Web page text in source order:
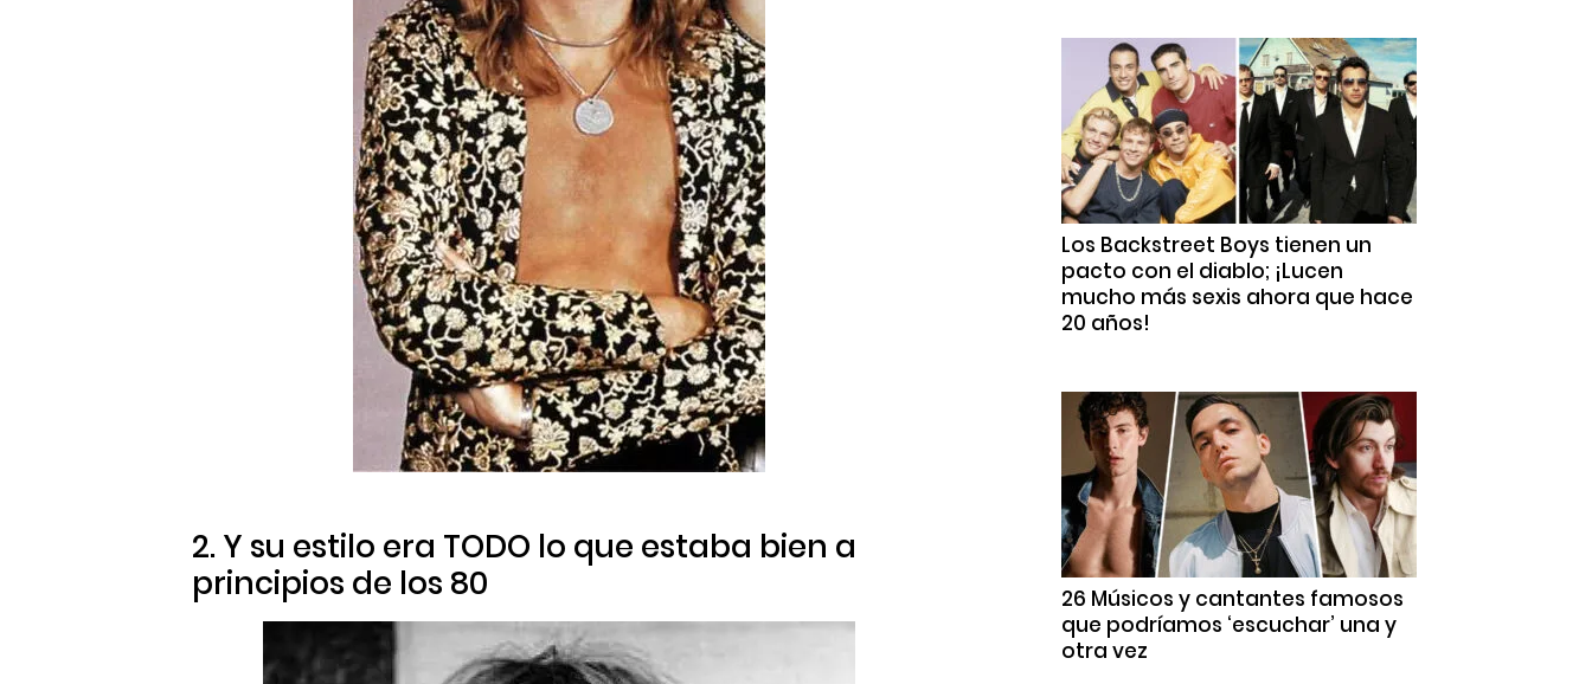
2. Y su estilo era TODO lo que estaba bien a
principios de los 80
Los Backstreet Boys tienen un
pacto con el diablo; ¡Lucen
mucho más sexis ahora que hace
20 años!
26 Músicos y cantantes famosos
que podríamos ‘escuchar’ una y
otra vez